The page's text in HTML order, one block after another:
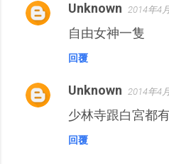
Unknown 2014年4
自由女神一隻
回覆
Unknown 2014年4
少林寺跟白宮都
回覆